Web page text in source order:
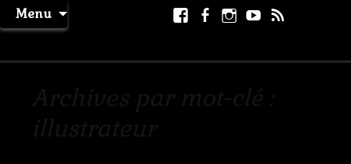
Menu
Aller
au
Facebook
Facebook
page
Instagram
Youtube